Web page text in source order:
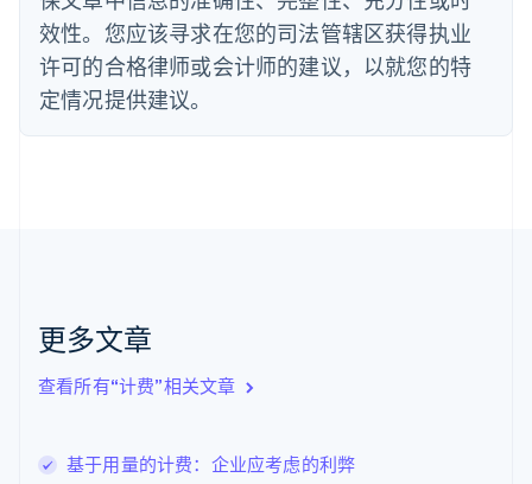
效性。您应该寻求在您的司法管辖区获得执业
许可的合格律师或会计师的建议，以就您的特
定情况提供建议。
更多文章
查看所有“计费”相关文章
基于用量的计费：企业应考虑的利弊
法国
FrançaisEnglish
芬兰
EnglishSvenska
English
English
卢森堡